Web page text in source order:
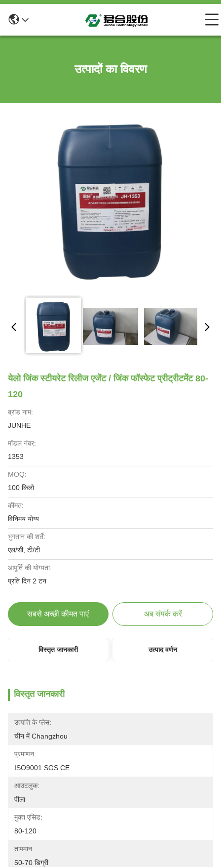
उत्पादों का विवरण
येलो जिंक स्टीयरेट रिलीज एजेंट / जिंक फॉस्फेट प्रीट्रीटमेंट 80-
120
ब्रांड नाम:
JUNHE
मॉडल नंबर:
1353
MOQ:
100 किलो
कीमत:
विनिमय योग्य
भुगतान की शर्तें:
एल/सी, टी/टी
आपूर्ति की योग्यता:
प्रति दिन 2 टन
सबसे अच्छी कीमत पाएं अब संपर्क करें
विस्तृत जानकारी उत्पाद वर्णन
विस्तृत जानकारी
उत्पत्ति के प्लेस:
चीन में Changzhou
प्रमाणन:
ISO9001 SGS CE
आउटलुक:
पीला
मुक्त एसिड:
80-120
तापमान:
50-70 डिग्री